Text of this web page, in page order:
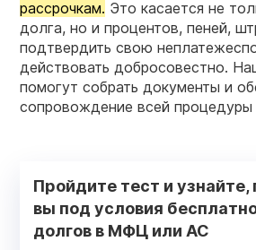
рассрочкам. Это касается не
долга, но и процентов, пеней,
подтвердить свою
действовать добросовестно.
помогут собрать документы и
сопровождение всей процедуры
Пройдите тест и узнайте,
вы под условия
долгов в МФЦ или АС